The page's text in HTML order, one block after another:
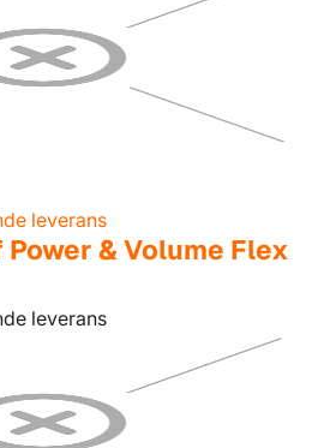
leverans
& Volume Flex
leverans